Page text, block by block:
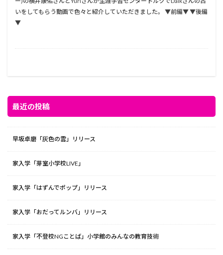
いをしてもらう動画で色々と紹介していただきました。 ▼前編▼ ▼後編
▼
最近の投稿
早坂卓磨「灰色の雲」リリース
家入学「芽室小学校LIVE」
家入学「はずんでポップ」リリース
家入学「おだってルンバ」リリース
家入学「不登校NGことば」小学館のみんなの教育技術